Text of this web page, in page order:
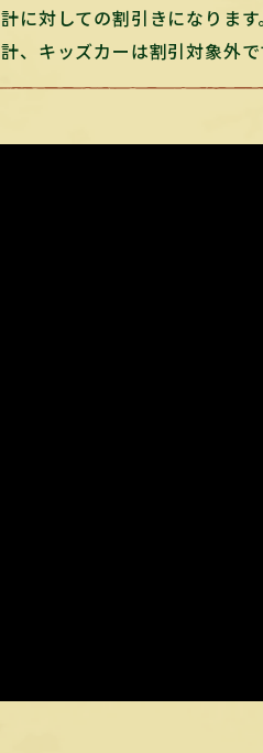
計に対しての割引きになりま
計、キッズカーは割引対象外で